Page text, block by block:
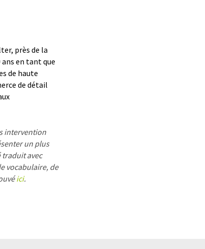
près de la
en tant que
de haute
de détail
intervention
un plus
traduit avec
vocabulaire, de
ici.